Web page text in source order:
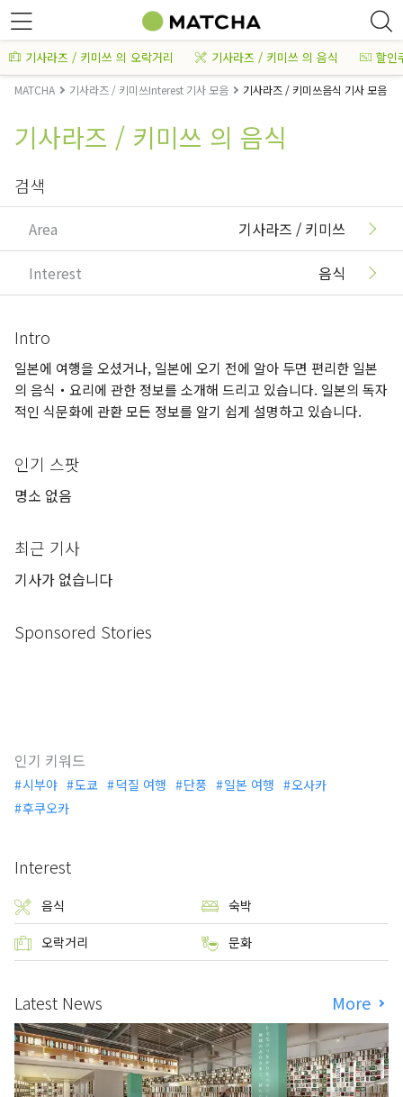
기사라즈 / 키미쓰 의 오락거리 기사라즈 / 키미쓰 의 음식 할인
MATCHA 기사라즈 / 키미쓰Interest 기사 모음 기사라즈 / 키미쓰음식 기사 모음
기사라즈 / 키미쓰 의 음식
검색
Area 기사라즈 / 키미쓰
Interest 음식
Intro
일본에 여행을 오셨거나, 일본에 오기 전에 알아 두면 편리한 일본
의 음식・요리에 관한 정보를 소개해 드리고 있습니다. 일본의 독자
적인 식문화에 관환 모든 정보를 알기 쉽게 설명하고 있습니다.
인기 스팟
명소 없음
최근 기사
기사가 없습니다
Sponsored Stories
인기 키워드
시부야 도쿄 덕질 여행 단풍 일본 여행
오사카
후쿠오카
Interest
음식 숙박
오락거리 문화
Latest News More